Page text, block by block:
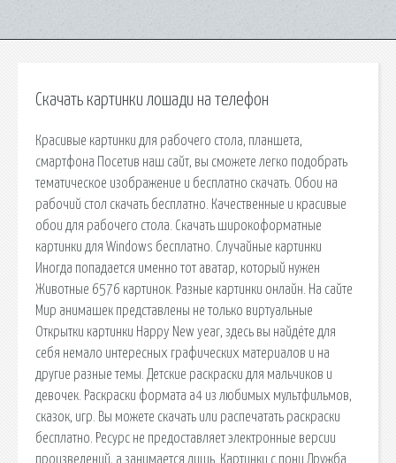
Скачать картинки лошади на телефон
Красивые картинки для рабочего стола, планшета,
смартфона Посетив наш сайт, вы сможете легко подобрать
тематическое изображение и бесплатно скачать. Обои на
рабочий стол скачать бесплатно. Качественные и красивые
обои для рабочего стола. Скачать широкоформатные
картинки для Windows бесплатно. Случайные картинки
Иногда попадается именно тот аватар, который нужен
Животные 6576 картинок. Разные картинки онлайн. На сайте
Мир анимашек представлены не только виртуальные
Открытки картинки Happy New year, здесь вы найдёте для
себя немало интересных графических материалов и на
другие разные темы. Детские раскраски для мальчиков и
девочек. Раскраски формата а4 из любимых мультфильмов,
сказок, игр. Вы можете скачать или распечатать раскраски
бесплатно. Ресурс не предоставляет электронные версии
произведений, а занимается лишь. Картинки с пони Дружба